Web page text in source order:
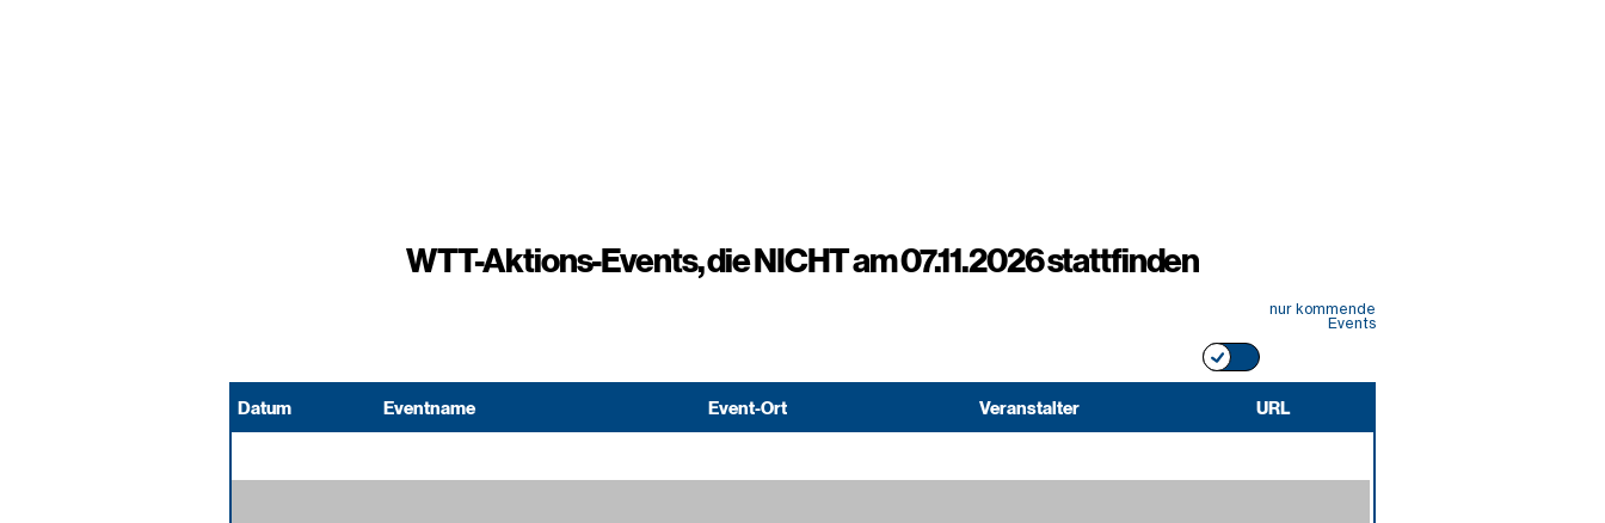
WTT-Aktions-Events, die NICHT am 07.11.2026 stattfinden
nur kommende
Events
Datum Eventname Event-Ort Veranstalter URL